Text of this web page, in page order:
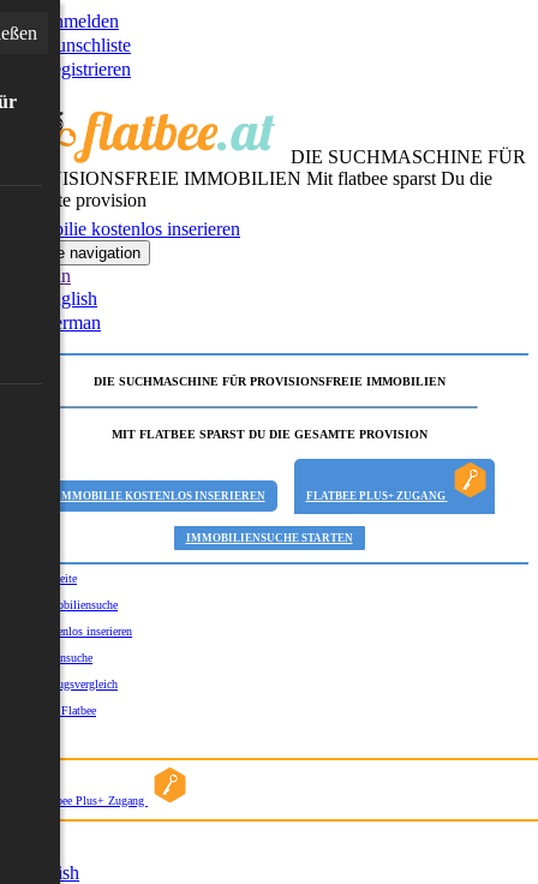
Anmelden
Wunschliste
Registrieren
DIE SUCHMASCHINE FÜR
PROVISIONSFREIE IMMOBILIEN Mit flatbee sparst Du die
gesamte provision
Immobilie kostenlos inserieren
Toggle navigation
German
English
German
DIE SUCHMASCHINE FÜR PROVISIONSFREIE IMMOBILIEN
MIT FLATBEE SPARST DU DIE GESAMTE PROVISION
IMMOBILIE KOSTENLOS INSERIEREN FLATBEE PLUS+ ZUGANG
IMMOBILIENSUCHE STARTEN
Startseite
Immobiliensuche
Kostenlos inserieren
Kartensuche
Umzugsvergleich
Über Flatbee
Flatbee Plus+ Zugang
English